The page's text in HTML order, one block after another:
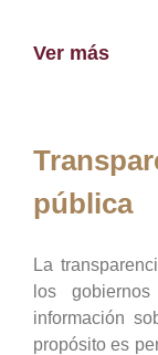
Ver más
pública
La
los
información
propósito es